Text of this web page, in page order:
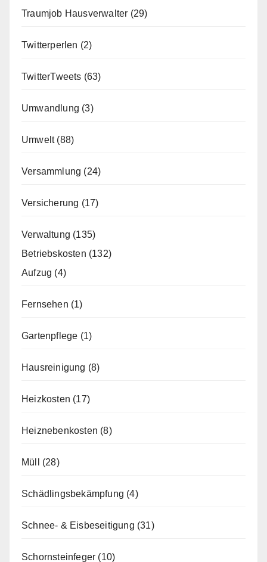
Traumjob Hausverwalter (29)
Twitterperlen (2)
TwitterTweets (63)
Umwandlung (3)
Umwelt(88)
Versammlung (24)
Versicherung (17)
Verwaltung (135)
Betriebskosten (132)
Aufzug (4)
Fernsehen (1)
Gartenpflege (1)
Hausreinigung (8)
Heizkosten (17)
Heiznebenkosten (8)
Müll (28)
Schädlingsbekämpfung (4)
Schnee- & Eisbeseitigung (31)
Schornsteinfeger (10)